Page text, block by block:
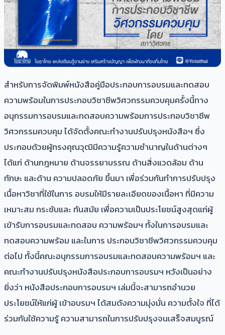
​สําหรับการจัดพิมพ์หนังสือคู่มือประกอบการอบรมและทดสอบ
ความพร้อมในการประกอบวิชาชีพวิศวกรรมควบคุมครั้งนี้ทาง
อนุกรรมการอบรมและทดสอบความพร้อมการประกอบวิชาชีพ
วิศวกรรมควบคุม ได้จัดตั้งคณะทํางานปรับปรุงหนังสือฯ ซึ่ง
ประกอบด้วยผู้ทรงคุณวุฒิมีความรู้ความชํานาญในด้านต่างๆ
ได้แก่ ด้านกฎหมาย ด้านจรรยาบรรณ ด้านสิ่งแวดล้อม ด้าน
ทักษะ และด้าน ความปลอดภัย ขึ้นมา เพื่อร่วมกันทําการปรับปรุง
เนื้อหาวิชาที่ใช้ในการ อบรมให้มีรายละเอียดของเนื้อหา ที่มีความ
เหมาะสม กระชับและ ทันสมัย เพื่อความเป็นประโยชน์สูงสุดแก่ผู้
เข้ารับการอบรมและทดสอบ ความพร้อมฯ ทั้งในการอบรมและ
ทดสอบความพร้อม และในการ ประกอบวิชาชีพวิศวกรรมควบคุม
ต่อไป ทั้งนี้คณะอนุกรรมการอบรมและทดสอบความพร้อมฯ และ
คณะทํางานปรับปรุงหนังสือประกอบการอบรมฯ หวังเป็นอย่าง
ยิ่งว่า หนังสือประกอบการอบรมฯ เล่มนี้จะสามารถอํานวย
ประโยชน์ให้แก่ผู้ เข้าอบรมฯ ได้สมดังความมุ่งมั่น ความตั้งใจ ที่ได้
ร่วมกันใช้ความรู้ ความสามารถในการปรับปรุงจนเสร็จสมบูรณ์